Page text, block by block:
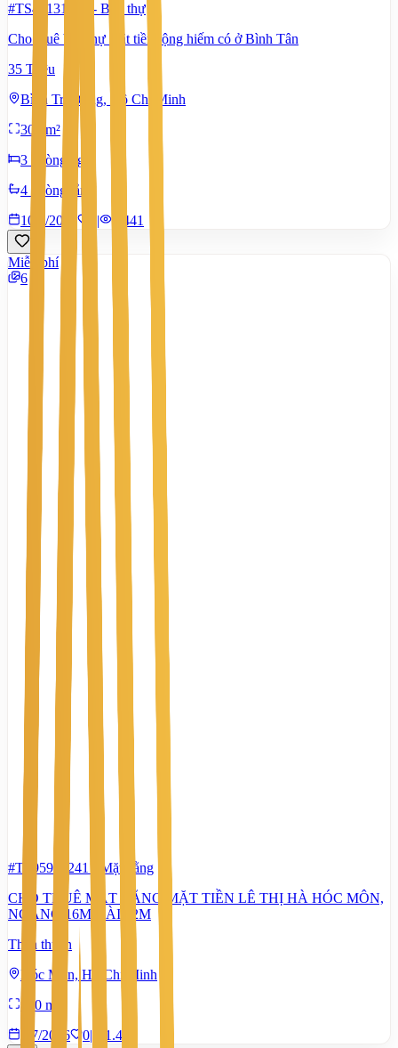
#TS43131914 - Biệt thự
Cho thuê biệt thự mặt tiền rộng hiếm có ở Bình Tân
35 Triệu
Bình Trị Đông, Hồ Chí Minh
300 m²
3 phòng ngủ
4 phòng tắm
10/7/2026
| 1.441
Miễn phí
6
#TS95994241 -
Mặt bằng
CHO THUÊ MẶT BẰNG MẶT TIỀN LÊ THỊ HÀ HÓC MÔN,
NGANG 16M DÀI 52M
Thỏa thuận
Hóc Môn, Hồ Chí Minh
850 m²
3/7/2026
0| 1.448